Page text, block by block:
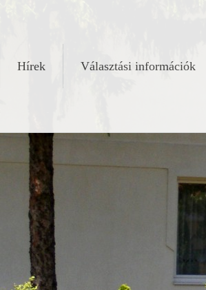
Hírek Választási információk